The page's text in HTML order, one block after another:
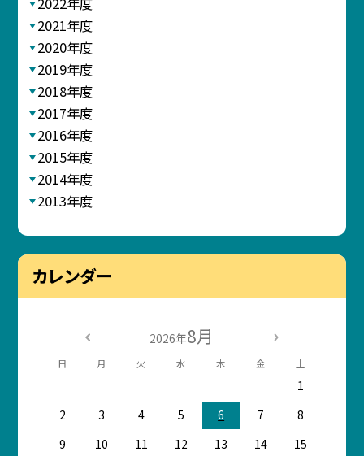
2021年度
2020年度
2019年度
2018年度
2017年度
2016年度
2015年度
2014年度
2013年度
カレンダー
2026年8月
日 月 火 水 木 金 土
1
2
3 4 5 6 7
8
9
10 11 12 13 14
15